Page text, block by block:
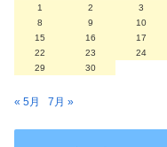
1
2 3
8
9 10
15
16 17
22
23 24
29
30
« 5月 7月 »